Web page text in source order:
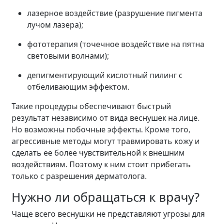
лазерное воздействие (разрушение пигмента
лучом лазера);
фототерапия (точечное воздействие на пятна
световыми волнами);
депигментирующий кислотный пилинг с
отбеливающим эффектом.
Такие процедуры обеспечивают быстрый
результат независимо от вида веснушек на лице.
Но возможны побочные эффекты. Кроме того,
агрессивные методы могут травмировать кожу и
сделать ее более чувствительной к внешним
воздействиям. Поэтому к ним стоит прибегать
только с разрешения дерматолога.
Нужно ли обращаться к врачу?
Чаще всего веснушки не представляют угрозы для